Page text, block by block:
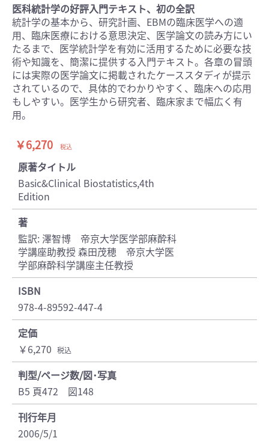
医科統計学の好評入門テキスト、初の全訳
統計学の基本から、研究計画、EBMの臨床医学への適
用、臨床医療における意思決定、医学論文の読み方にい
たるまで、医学統計学を有効に活用するために必要な技
術や知識を、簡潔に提供する入門テキスト。各章の冒頭
には実際の医学論文に掲載されたケーススタディが提示
されているので、具体的でわかりやすく、臨床への応用
もしやすい。医学生から研究者、臨床家まで幅広く有
用。
￥6,270 税込
原著タイトル
Basic&Clinical Biostatistics,4th
Edition
著
監訳: 澤智博 帝京大学医学部麻酔科
学講座助教授 森田茂穂 帝京大学医
学部麻酔科学講座主任教授
ISBN
978-4-89592-447-4
定価
￥6,270 税込
判型/ページ数/図･写真
B5 頁472 図148
刊行年月
2006/5/1